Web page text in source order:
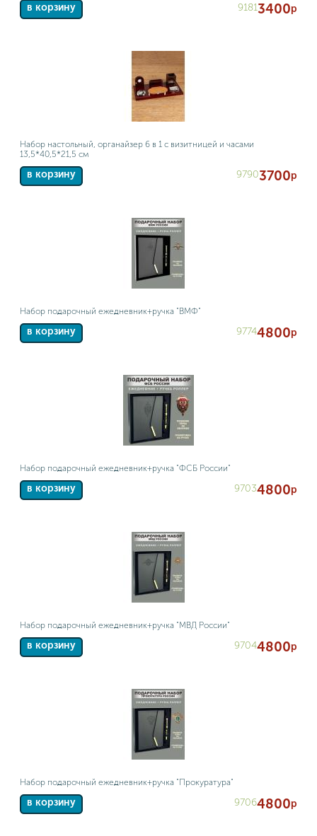
в корзину 91813400р
Набор настольный, органайзер 6 в 1 с визитницей и часами
13,5*40,5*21,5 см
в корзину 97903700р
Набор подарочный ежедневник+ручка "ВМФ"
в корзину 97744800р
Набор подарочный ежедневник+ручка "ФСБ России"
в корзину 97034800р
Набор подарочный ежедневник+ручка "МВД России"
в корзину 97044800р
Набор подарочный ежедневник+ручка "Прокуратура"
в корзину 97064800р